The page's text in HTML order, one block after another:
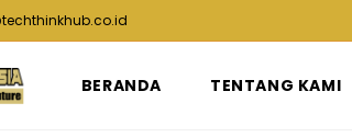
BERANDA TENTANG KAMI